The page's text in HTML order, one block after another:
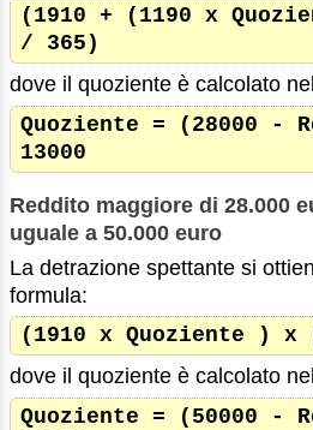
(1910 + (1190 x
/ 365)
dove il quoziente è calcolato
Quoziente = (28000 -
13000
Reddito maggiore di 28.000
uguale a 50.000 euro
La detrazione spettante si
formula:
(1910 x Quoziente )
dove il quoziente è calcolato
Quoziente = (50000 -